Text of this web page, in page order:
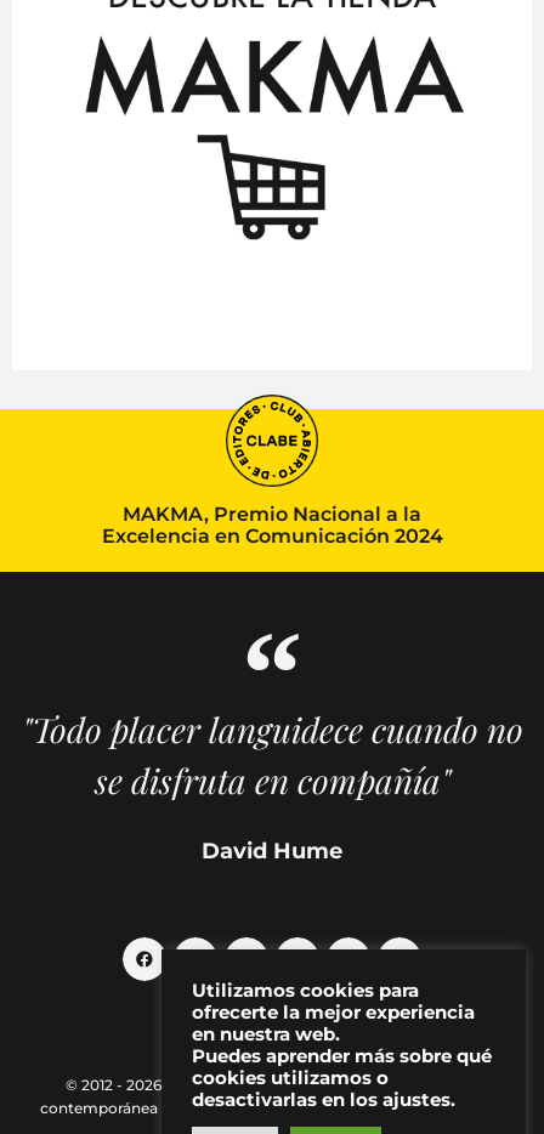
MAKMA, Premio Nacional a la
Excelencia en Comunicación 2024
"Todo placer languidece cuando no
se disfruta en compañía"
David Hume
© 2012 - 2026 MAKMA | Revista de artes visuales y cultura
contemporánea |
Política de Privacidad| Aviso Legal|Contacto
Utilizamos cookies para
ofrecerte la mejor experiencia
en nuestra web.
Puedes aprender más sobre qué
cookies utilizamos o
desactivarlas en los ajustes.